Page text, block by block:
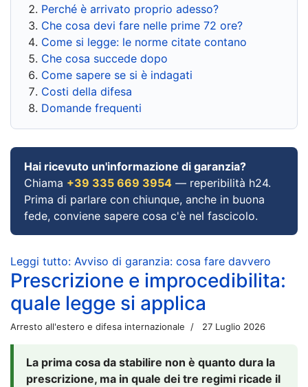
Perché è arrivato proprio adesso?
Che cosa devi fare nelle prime 72 ore?
Come si legge: le norme citate contano
Che cosa succede dopo
Come sapere se si è indagati
Costi della difesa
Domande frequenti
Hai ricevuto un'informazione di garanzia?
Chiama +39 335 669 3954 — reperibilità h24.
Prima di parlare con chiunque, anche in buona
fede, conviene sapere cosa c'è nel fascicolo.
Leggi tutto: Avviso di garanzia: cosa fare davvero
Prescrizione e improcedibilita:
quale legge si applica
Arresto all'estero e difesa internazionale 27 Luglio 2026
La prima cosa da stabilire non è quanto dura la
prescrizione, ma in quale dei tre regimi ricade il